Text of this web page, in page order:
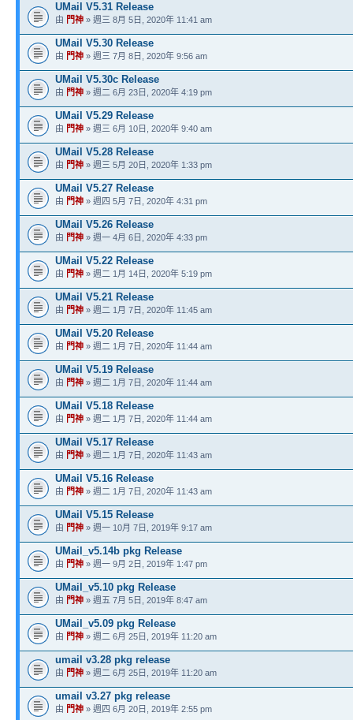
UMail V5.31 Release
由 門神 » 週三 8月 5日, 2020年 11:41 am
UMail V5.30 Release
由 門神 » 週三 7月 8日, 2020年 9:56 am
UMail V5.30c Release
由 門神 » 週二 6月 23日, 2020年 4:19 pm
UMail V5.29 Release
由 門神 » 週三 6月 10日, 2020年 9:40 am
UMail V5.28 Release
由 門神 » 週三 5月 20日, 2020年 1:33 pm
UMail V5.27 Release
由 門神 » 週四 5月 7日, 2020年 4:31 pm
UMail V5.26 Release
由 門神 » 週一 4月 6日, 2020年 4:33 pm
UMail V5.22 Release
由 門神 » 週二 1月 14日, 2020年 5:19 pm
UMail V5.21 Release
由 門神 » 週二 1月 7日, 2020年 11:45 am
UMail V5.20 Release
由 門神 » 週二 1月 7日, 2020年 11:44 am
UMail V5.19 Release
由 門神 » 週二 1月 7日, 2020年 11:44 am
UMail V5.18 Release
由 門神 » 週二 1月 7日, 2020年 11:44 am
UMail V5.17 Release
由 門神 » 週二 1月 7日, 2020年 11:43 am
UMail V5.16 Release
由 門神 » 週二 1月 7日, 2020年 11:43 am
UMail V5.15 Release
由 門神 » 週一 10月 7日, 2019年 9:17 am
UMail_v5.14b pkg Release
由 門神 » 週一 9月 2日, 2019年 1:47 pm
UMail_v5.10 pkg Release
由 門神 » 週五 7月 5日, 2019年 8:47 am
UMail_v5.09 pkg Release
由 門神 » 週二 6月 25日, 2019年 11:20 am
umail v3.28 pkg release
由 門神 » 週二 6月 25日, 2019年 11:20 am
umail v3.27 pkg release
由 門神 » 週四 6月 20日, 2019年 2:55 pm